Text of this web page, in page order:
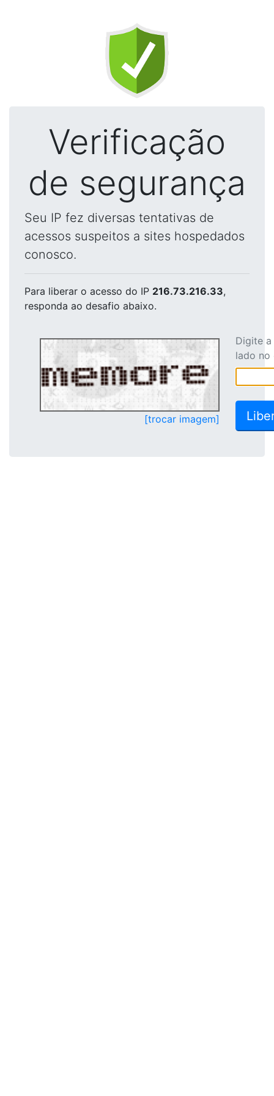
Verificação
de segurança
Seu IP fez diversas tentativas de
acessos suspeitos a sites hospedados
conosco.
Para liberar o acesso do IP 216.73.216.33,
responda ao desafio abaixo.
[trocar imagem]
Digite
lado no